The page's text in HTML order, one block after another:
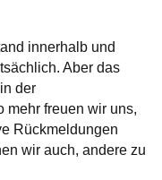
innerhalb und
Aber das
der
mehr freuen wir uns,
Rückmeldungen
wir auch, andere zu